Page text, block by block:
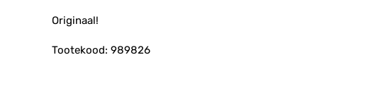
Originaal!
Tootekood: 989826